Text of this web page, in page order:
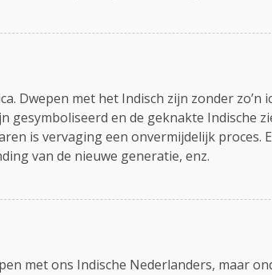
Dwepen met het Indisch zijn zonder
gesymboliseerd en de geknakte Indische
is vervaging een onvermijdelijk proces.
van de nieuwe generatie, enz.
met ons Indische Nederlanders, maar